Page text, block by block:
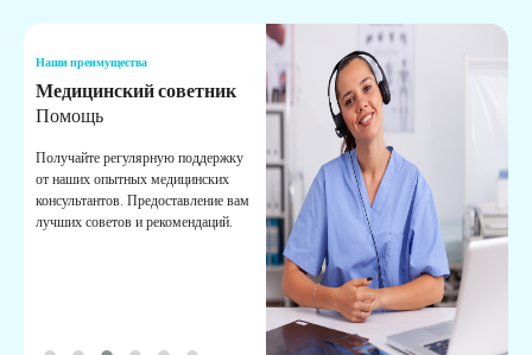
Наши преимущества
Медицинский советник
Помощь
Получайте регулярную поддержку
от наших опытных медицинских
консультантов. Предоставление вам
лучших советов и рекомендаций.